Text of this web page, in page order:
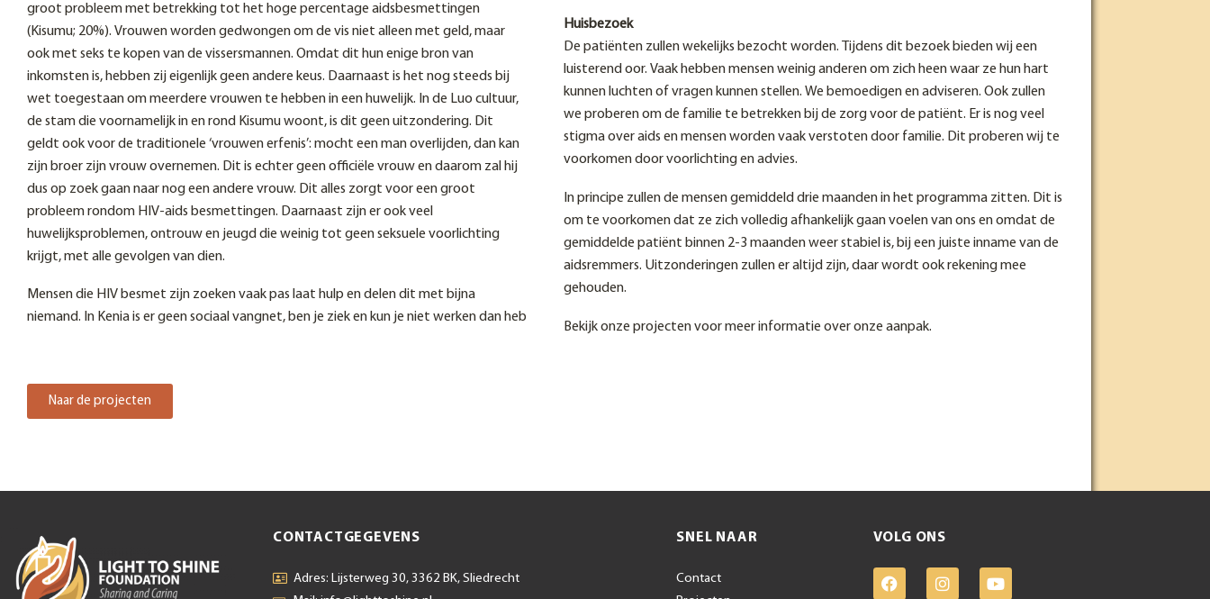
groot probleem met betrekking tot het hoge percentage aidsbesmettingen
(Kisumu; 20%). Vrouwen worden gedwongen om de vis niet alleen met geld, maar
ook met seks te kopen van de vissersmannen. Omdat dit hun enige bron van
inkomsten is, hebben zij eigenlijk geen andere keus. Daarnaast is het nog steeds bij
wet toegestaan om meerdere vrouwen te hebben in een huwelijk. In de Luo cultuur,
de stam die voornamelijk in en rond Kisumu woont, is dit geen uitzondering. Dit
geldt ook voor de traditionele ‘vrouwen erfenis’: mocht een man overlijden, dan kan
zijn broer zijn vrouw overnemen. Dit is echter geen officiële vrouw en daarom zal hij
dus op zoek gaan naar nog een andere vrouw. Dit alles zorgt voor een groot
probleem rondom HIV-aids besmettingen. Daarnaast zijn er ook veel
huwelijksproblemen, ontrouw en jeugd die weinig tot geen seksuele voorlichting
krijgt, met alle gevolgen van dien.
Mensen die HIV besmet zijn zoeken vaak pas laat hulp en delen dit met bijna
niemand. In Kenia is er geen sociaal vangnet, ben je ziek en kun je niet werken dan heb
Huisbezoek
De patiënten zullen wekelijks bezocht worden. Tijdens dit bezoek bieden wij een
luisterend oor. Vaak hebben mensen weinig anderen om zich heen waar ze hun hart
kunnen luchten of vragen kunnen stellen. We bemoedigen en adviseren. Ook zullen
we proberen om de familie te betrekken bij de zorg voor de patiënt. Er is nog veel
stigma over aids en mensen worden vaak verstoten door familie. Dit proberen wij te
voorkomen door voorlichting en advies.
In principe zullen de mensen gemiddeld drie maanden in het programma zitten. Dit is
om te voorkomen dat ze zich volledig afhankelijk gaan voelen van ons en omdat de
gemiddelde patiënt binnen 2-3 maanden weer stabiel is, bij een juiste inname van de
aidsremmers. Uitzonderingen zullen er altijd zijn, daar wordt ook rekening mee
gehouden.
Bekijk onze projecten voor meer informatie over onze aanpak.
Naar de projecten
CONTACTGEGEVENS
Adres: Lijsterweg 30, 3362 BK, Sliedrecht
SNEL NAAR
Contact
VOLG ONS